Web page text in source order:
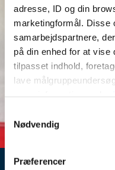
adresse, ID og din
marketingformål. Disse
samarbejdspartnere,
på din enhed for at vise
tilpasset indhold,
lave
tilbage eller ændre
"Cookiedeklaration",
Nødvendig
Præferencer